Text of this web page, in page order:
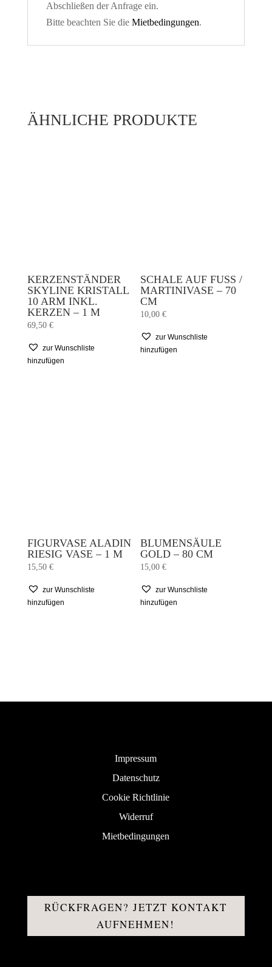
Abschließen der Anfrage ein.
Bitte beachten Sie die Mietbedingungen.
ÄHNLICHE PRODUKTE
KERZENSTÄNDER
SKYLINE KRISTALL
10 ARM INKL.
KERZEN – 1 M
69,50 €
zur Wunschliste
hinzufügen
SCHALE AUF FUSS / M
ARTINIVASE – 70 C
M
10,00€
zur Wunschliste
hinzufügen
FIGURVASE ALADIN
RIESIG VASE – 1 M
15,50 €
zur Wunschliste
hinzufügen
BLUMENSÄULE
GOLD – 80 CM
15,00€
zur Wunschliste
hinzufügen
Impressum
Datenschutz
Cookie Richtlinie
Widerruf
Mietbedingungen
RÜCKFRAGEN? JETZT KONTAKT
AUFNEHMEN!